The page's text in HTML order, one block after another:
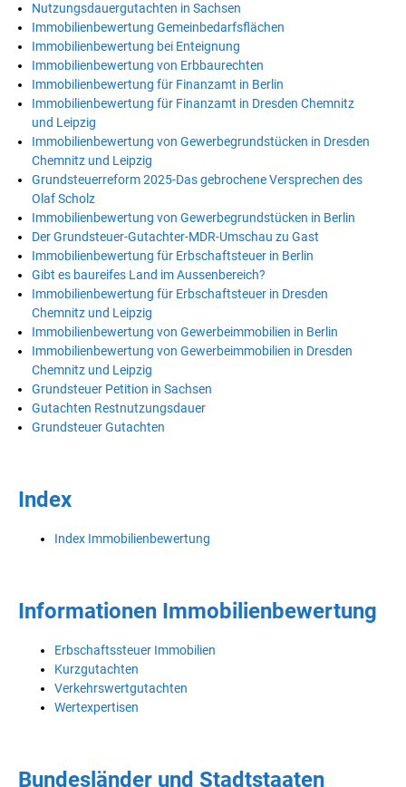
Nutzungsdauergutachten in Sachsen
Immobilienbewertung Gemeinbedarfsflächen
Immobilienbewertung bei Enteignung
Immobilienbewertung von Erbbaurechten
Immobilienbewertung für Finanzamt in Berlin
Immobilienbewertung für Finanzamt in Dresden Chemnitz
und Leipzig
Immobilienbewertung von Gewerbegrundstücken in Dresden
Chemnitz und Leipzig
Grundsteuerreform 2025-Das gebrochene Versprechen des
Olaf Scholz
Immobilienbewertung von Gewerbegrundstücken in Berlin
Der Grundsteuer-Gutachter-MDR-Umschau zu Gast
Immobilienbewertung für Erbschaftsteuer in Berlin
Gibt es baureifes Land im Aussenbereich?
Immobilienbewertung für Erbschaftsteuer in Dresden
Chemnitz und Leipzig
Immobilienbewertung von Gewerbeimmobilien in Berlin
Immobilienbewertung von Gewerbeimmobilien in Dresden
Chemnitz und Leipzig
Grundsteuer Petition in Sachsen
Gutachten Restnutzungsdauer
Grundsteuer Gutachten
Index
Index Immobilienbewertung
Informationen Immobilienbewertung
Erbschaftssteuer Immobilien
Kurzgutachten
Verkehrswertgutachten
Wertexpertisen
Bundesländer und Stadtstaaten